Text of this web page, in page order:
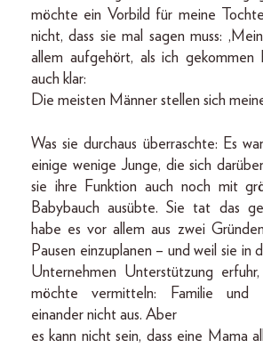
möchte ein Vorbild für meine
nicht, dass sie mal sagen muss:
allem aufgehört, als ich gekommen
auch klar:
Die meisten Männer stellen sich
Was sie durchaus überraschte: Es
einige wenige Junge, die sich
sie ihre Funktion auch noch mit
Babybauch ausübte. Sie tat das
habe es vor allem aus zwei
Pausen einzuplanen – und weil sie in
Unternehmen Unterstützung
möchte vermitteln: Familie und
einander nicht aus. Aber
es kann nicht sein, dass eine Mama